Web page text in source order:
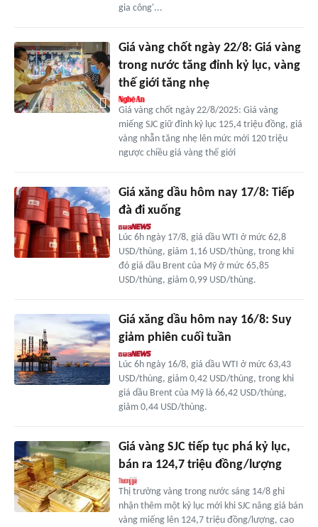
gia công'...
Giá vàng chốt ngày 22/8: Giá vàng
trong nước tăng đỉnh kỷ lục, vàng
thế giới tăng nhẹ
Giá vàng chốt ngày 22/8/2025: Giá vàng
miếng SJC giữ đỉnh kỷ lục 125,4 triệu đồng, giá
vàng nhẫn tăng nhẹ lên mức mới 120 triệu
ngược chiều giá vàng thế giới
Giá xăng dầu hôm nay 17/8: Tiếp
đà đi xuống
Lúc 6h ngày 17/8, giá dầu WTI ở mức 62,8
USD/thùng, giảm 1,16 USD/thùng, trong khi
đó giá dầu Brent của Mỹ ở mức 65,85
USD/thùng, giảm 0,99 USD/thùng.
Giá xăng dầu hôm nay 16/8: Suy
giảm phiên cuối tuần
Lúc 6h ngày 16/8, giá dầu WTI ở mức 63,43
USD/thùng, giảm 0,42 USD/thùng, trong khi
giá dầu Brent của Mỹ là 66,42 USD/thùng,
giảm 0,44 USD/thùng.
Giá vàng SJC tiếp tục phá kỷ lục,
bán ra 124,7 triệu đồng/lượng
Thị trường vàng trong nước sáng 14/8 ghi
nhận thêm một kỷ lục mới khi SJC nâng giá bán
vàng miếng lên 124,7 triệu đồng/lượng, cao